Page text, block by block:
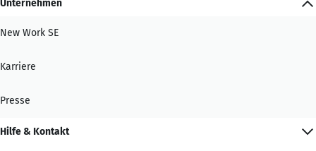
Unternehmen
New Work SE
Karriere
Presse
Hilfe & Kontakt